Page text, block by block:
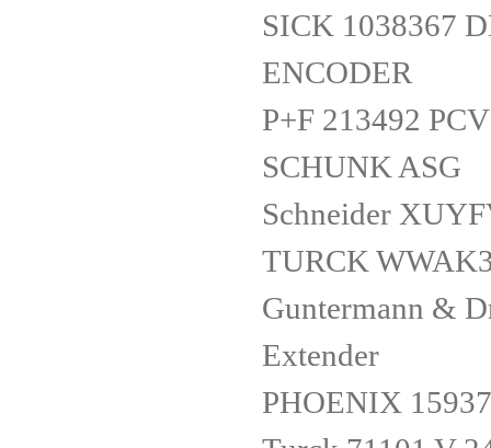
SICK 1038367
ENCODER
P+F 213492
SCHUNK ASG
Schneider
TURCK
Guntermann &
Extender
PHOENIX